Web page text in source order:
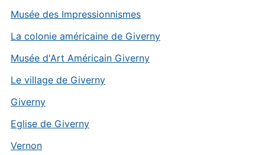
Musée des Impressionnismes
La colonie américaine de Giverny
Musée d'Art Américain Giverny
Le village de Giverny
Giverny
Eglise de Giverny
Vernon